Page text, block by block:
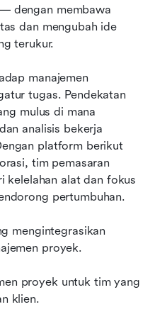
dengan membawa
dan mengubah ide
terukur.
manajemen
tugas. Pendekatan
mulus di mana
analisis bekerja
platform berikut
tim pemasaran
kelelahan alat dan fokus
pertumbuhan.
mengintegrasikan
proyek.
proyek untuk tim yang
klien.